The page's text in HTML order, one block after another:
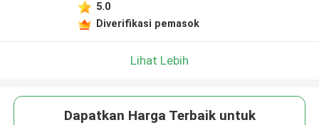
5.0
Diverifikasi pemasok
Lihat Lebih
Dapatkan Harga Terbaik untuk